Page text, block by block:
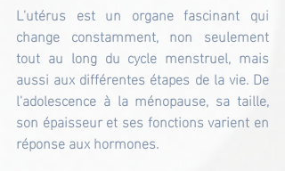
L'utérus est un organe fascinant qui
change constamment, non seulement
tout au long du cycle menstruel, mais
aussi aux différentes étapes de la vie. De
l'adolescence à la ménopause, sa taille,
son épaisseur et ses fonctions varient en
réponse aux hormones.